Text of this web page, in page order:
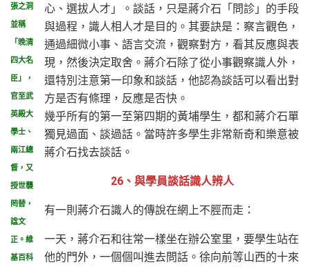
張之洞
並稱
「晚清
四大名
臣」，
官至武
英殿大
學士、
兩江總
督，又
授世襲
罔替，
諡文
正。維
基百科
心、選拔人才」。談話，只是蔣介石「問診」的手段
與過程，識人相人才是目的。其要訣是：察言觀色，
通過細微小事、語言交流，觀察對方，看其反應與表
現，然後決定取舍。蔣介石除了從小事觀察識人外，
還特別注意第一印象和談話，他認為談話可以看出對
方是否有條理，反應是否快。
幾乎所有的第一至第四期的黃埔學生，都和蔣介石單
獨見過面、談過話。當時許多學生非常新奇和樂意被
蔣介石找去談話。
26、與學員談話識人辨人
有一則蔣介石識人的傳說在網上不脛而走：
一天，蔣介石和往常一樣坐在辦公室里，要學生站在
他的門外，一個個叫進去問話。徐向前等山西的十來